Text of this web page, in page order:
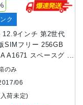
インチ 第2世代
SIMフリー 256GB
A1671 スペースグレ
ク
のみ
06
荷未定)